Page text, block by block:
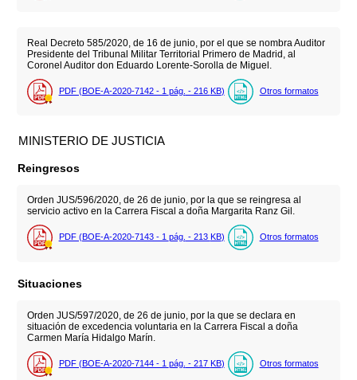
Real Decreto 585/2020, de 16 de junio, por el que se nombra Auditor
Presidente del Tribunal Militar Territorial Primero de Madrid, al
Coronel Auditor don Eduardo Lorente-Sorolla de Miguel.
PDF (BOE-A-2020-7142 - 1 pág. - 216 KB) Otros formatos
MINISTERIO DE JUSTICIA
Reingresos
Orden JUS/596/2020, de 26 de junio, por la que se reingresa al
servicio activo en la Carrera Fiscal a doña Margarita Ranz Gil.
PDF (BOE-A-2020-7143 - 1 pág. - 213 KB) Otros formatos
Situaciones
Orden JUS/597/2020, de 26 de junio, por la que se declara en
situación de excedencia voluntaria en la Carrera Fiscal a doña
Carmen María Hidalgo Marín.
PDF (BOE-A-2020-7144 - 1 pág. - 217 KB) Otros formatos